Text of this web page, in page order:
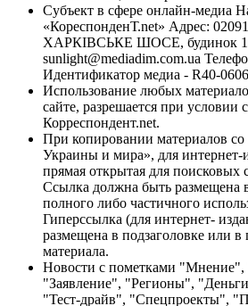
Субъект в сфере онлайн-медиа
«КореспонденТ.net» Адрес:
ХАРКІВСЬКЕ ШОСЕ, будинок
sunlight@mediadim.com.ua
Идентификатор медиа - R40-
Использование любых
сайте, разрешается при условии
Корреспондент.net.
При копировании материалов
Украины и мира», для интернет-
прямая открытая для поисковых
Ссылка должна быть размещена
полного либо частичного
Гиперссылка (для интернет-
размещена в подзаголовке или в
материала.
Новости с пометками "Мнение",
"Заявление", "Регионы",
"Тест-драйв", "Спецпроекты",